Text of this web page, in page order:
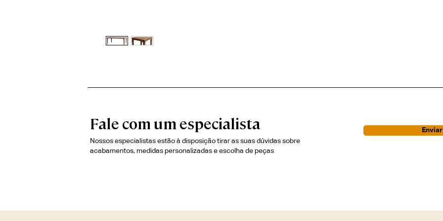
Fale com um especialista
Nossos especialistas estão à disposição tirar as suas dúvidas sobre
acabamentos, medidas personalizadas e escolha de peças